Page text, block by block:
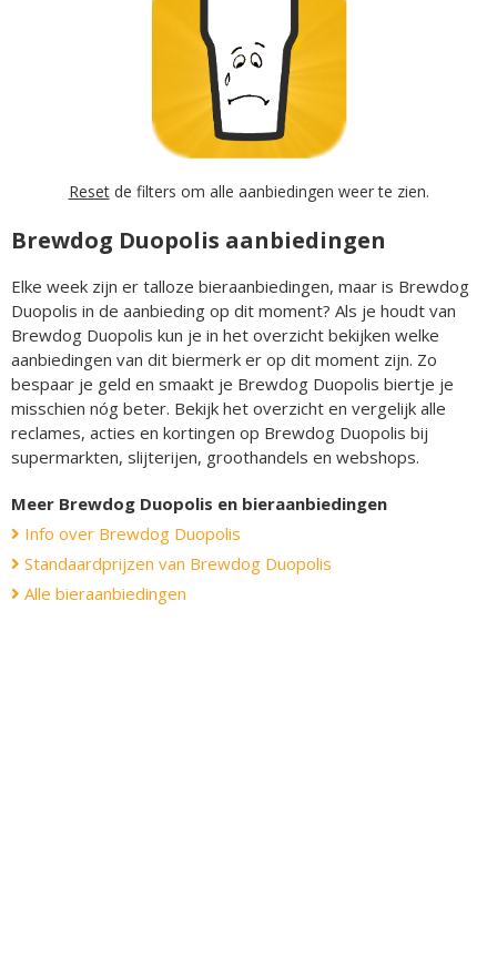
Resetde filters om alle aanbiedingen weer te zien.
Brewdog Duopolis aanbiedingen
Elke week zijn er talloze bieraanbiedingen, maar is Brewdog
Duopolis in de aanbieding op dit moment? Als je houdt van
Brewdog Duopolis kun je in het overzicht bekijken welke
aanbiedingen van dit biermerk er op dit moment zijn. Zo
bespaar je geld en smaakt je Brewdog Duopolis biertje je
misschien nóg beter. Bekijk het overzicht en vergelijk alle
reclames, acties en kortingen op Brewdog Duopolis bij
supermarkten, slijterijen, groothandels en webshops.
Meer Brewdog Duopolis en bieraanbiedingen
Info over Brewdog Duopolis
Standaardprijzen van Brewdog Duopolis
Alle bieraanbiedingen